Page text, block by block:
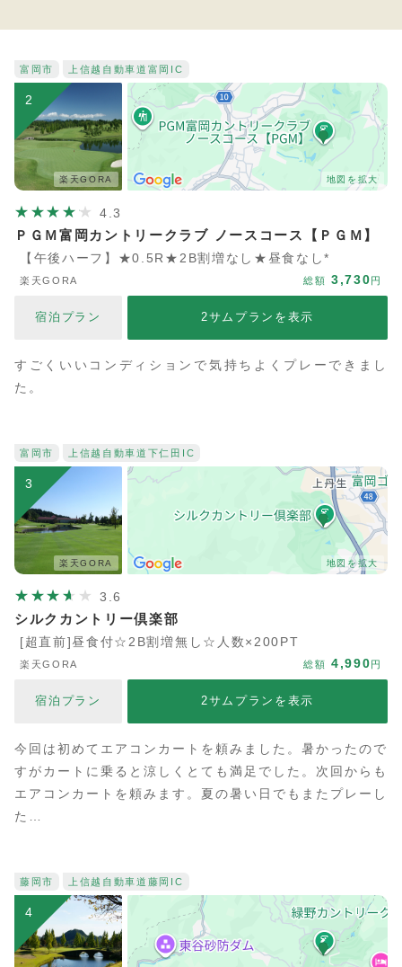
富岡市 上信越自動車道 富岡IC
2
楽天GORA 地図を拡大
4.3
ＰＧＭ富岡カントリークラブ ノースコース【ＰＧＭ】
【午後ハーフ】★0.5R★2B割増なし★昼食なし*
楽天GORA 総額 3,730円
宿泊プラン 2サムプランを表示
すごくいいコンディションで気持ちよくプレーできまし
た。
富岡市 上信越自動車道 下仁田IC
3
楽天GORA 地図を拡大
3.6
シルクカントリー倶楽部
[超直前]昼食付☆2B割増無し☆人数×200PT
楽天GORA 総額 4,990円
宿泊プラン 2サムプランを表示
今回は初めてエアコンカートを頼みました。暑かったので
すがカートに乗ると涼しくとても満足でした。次回からも
エアコンカートを頼みます。夏の暑い日でもまたプレーし
た…
藤岡市 上信越自動車道 藤岡IC
4